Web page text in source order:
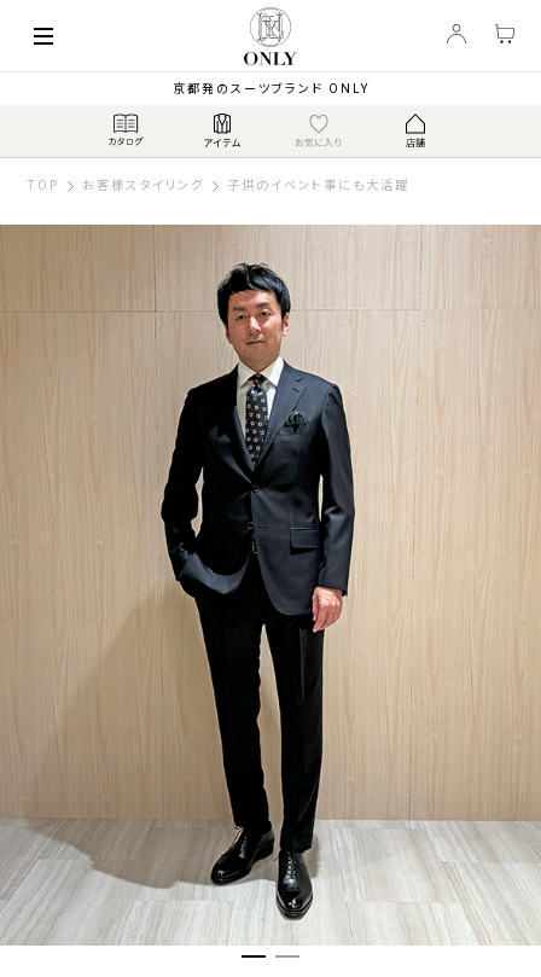
京都発のスーツブランド ONLY
TOP お客様スタイリング 子供のイベント事にも大活躍